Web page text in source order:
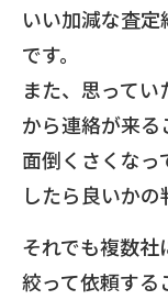
いい加減な査
です。
また、思ってい
から連絡が来る
面倒くさくなっ
したら良いかの
それでも複数
絞って依頼する